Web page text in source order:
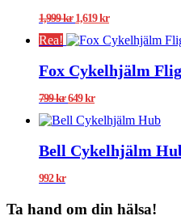
1,999kr Det
priset
1,999 kr.
1,619krDet
priset
1,619 kr.
Rea!
Fox Cykelhjälm
799kr Det
priset
799 kr.
649krDet
priset
649 kr.
Bell Cykelhjälm
992kr
Ta hand om din hälsa!